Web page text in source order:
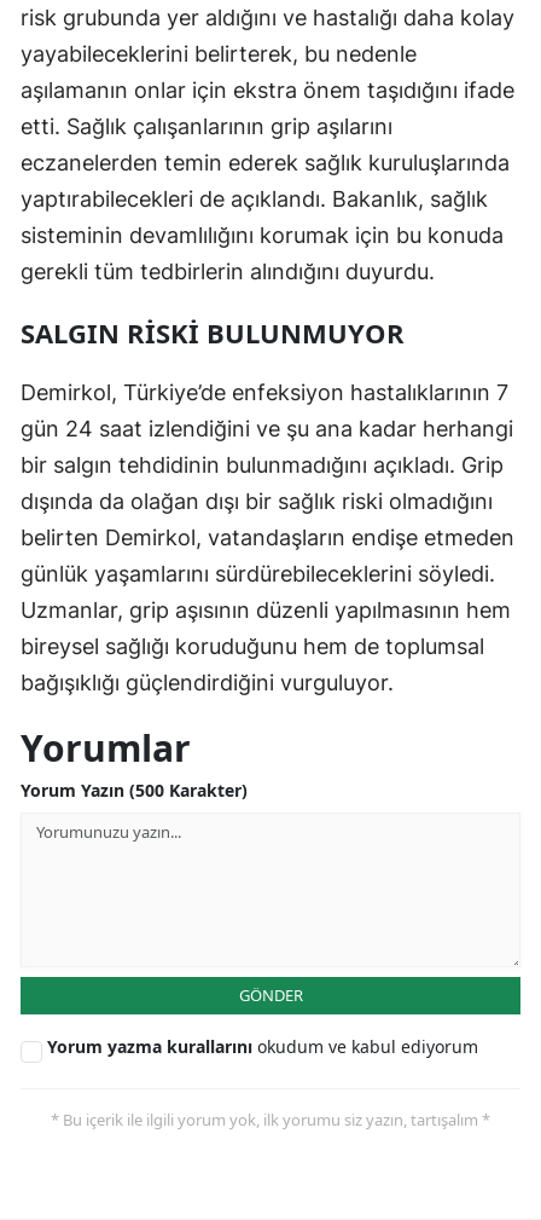
Trabzon
Şanlıurfa
Uşak
Van
Yozgat
Zonguldak
Bayburt
Karaman
Batman
Şırnak
Düzce
risk grubunda yer aldığını ve hastalığı daha kolay
yayabileceklerini belirterek, bu nedenle
aşılamanın onlar için ekstra önem taşıdığını ifade
etti. Sağlık çalışanlarının grip aşılarını
eczanelerden temin ederek sağlık kuruluşlarında
yaptırabilecekleri de açıklandı. Bakanlık, sağlık
sisteminin devamlılığını korumak için bu konuda
gerekli tüm tedbirlerin alındığını duyurdu.
SALGIN RISKI BULUNMUYOR
Demirkol, Türkiye’de enfeksiyon hastalıklarının 7
gün 24 saat izlendiğini ve şu ana kadar herhangi
bir salgın tehdidinin bulunmadığını açıkladı. Grip
dışında da olağan dışı bir sağlık riski olmadığını
belirten Demirkol, vatandaşların endişe etmeden
günlük yaşamlarını sürdürebileceklerini söyledi.
Uzmanlar, grip aşısının düzenli yapılmasının hem
bireysel sağlığı koruduğunu hem de toplumsal
bağışıklığı güçlendirdiğini vurguluyor.
Yorumlar
Yorum Yazın (500 Karakter)
GÖNDER
Yorum yazma kurallarını okudum ve kabul ediyorum
* Bu içerik ile ilgili yorum yok, ilk yorumu siz yazın, tartışalım *